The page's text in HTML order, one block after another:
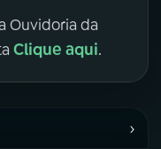
Ouvidoria da
Clique aqui.
›